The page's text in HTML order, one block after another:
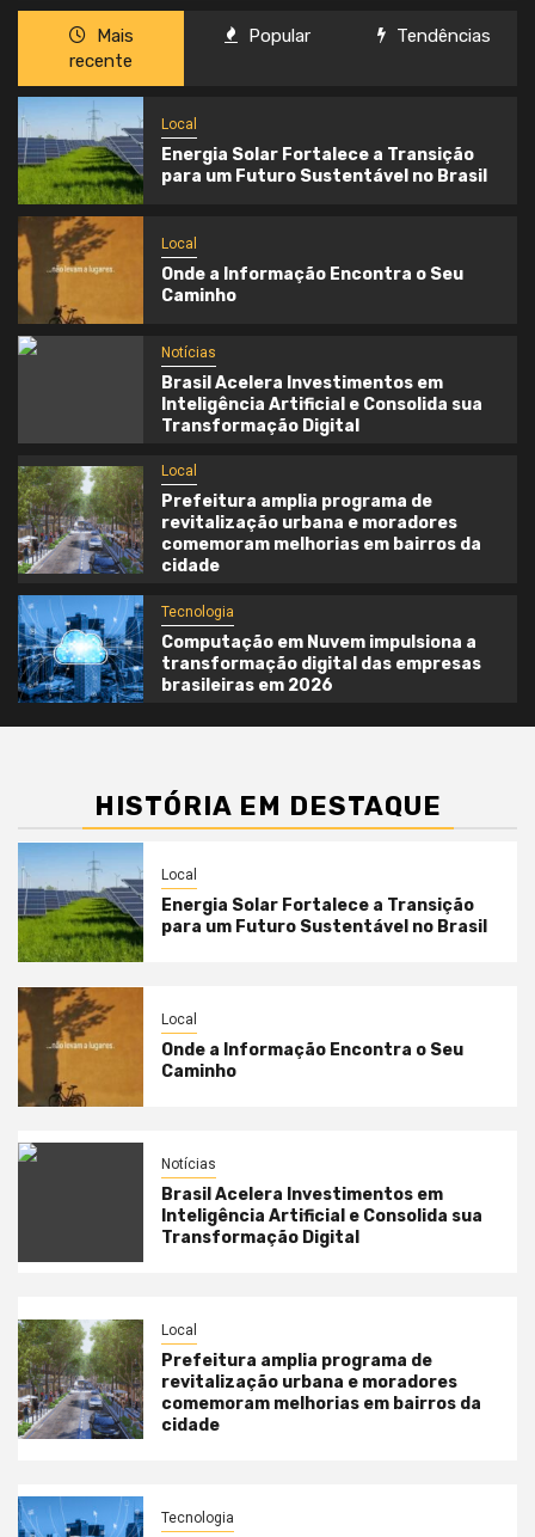
Mais
recente
Popular Tendências
Local
Energia Solar Fortalece a Transição
para um Futuro Sustentável no Brasil
Local
Onde a Informação Encontra o Seu
Caminho
Notícias
Brasil Acelera Investimentos em
Inteligência Artificial e Consolida sua
Transformação Digital
Local
Prefeitura amplia programa de
revitalização urbana e moradores
comemoram melhorias em bairros da
cidade
Tecnologia
Computação em Nuvem impulsiona a
transformação digital das empresas
brasileiras em 2026
HISTÓRIA EM DESTAQUE
Local
Energia Solar Fortalece a Transição
para um Futuro Sustentável no Brasil
Local
Onde a Informação Encontra o Seu
Caminho
Notícias
Brasil Acelera Investimentos em
Inteligência Artificial e Consolida sua
Transformação Digital
Local
Prefeitura amplia programa de
revitalização urbana e moradores
comemoram melhorias em bairros da
cidade
Tecnologia